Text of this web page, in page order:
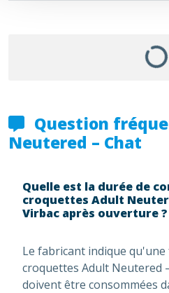
Question
Neutered – Chat
Quelle est la durée de
croquettes Adult
Virbac après ouverture ?
Le fabricant indique
croquettes Adult Neutered
doivent être consommées